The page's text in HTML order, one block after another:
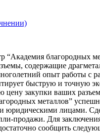
“Академия благородных
содержащие
опыт работы с
быструю и точную
цену закупки ваших
металлов”
юридическими лицами.
продажи. Для
сообщить